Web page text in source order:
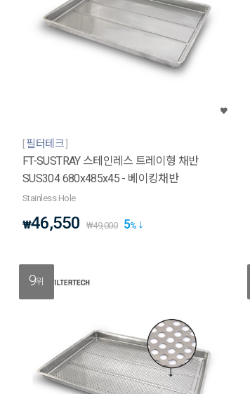
필터테크
FT-SUSTRAY 스테인레스 트레이형 채반
SUS304 680x485x45 - 베이킹채반
Stainless Hole
₩46,550 ₩49,000 5%
9위